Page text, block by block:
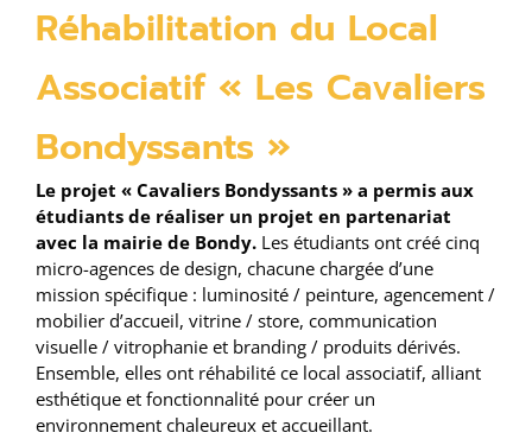
Réhabilitation du Local
Associatif « Les Cavaliers
Bondyssants »
Le projet « Cavaliers Bondyssants » a permis aux
étudiants de réaliser un projet en partenariat
avec la mairie de Bondy. Les étudiants ont créé cinq
micro-agences de design, chacune chargée d’une
mission spécifique : luminosité / peinture, agencement /
mobilier d’accueil, vitrine / store, communication
visuelle / vitrophanie et branding / produits dérivés.
Ensemble, elles ont réhabilité ce local associatif, alliant
esthétique et fonctionnalité pour créer un
environnement chaleureux et accueillant.